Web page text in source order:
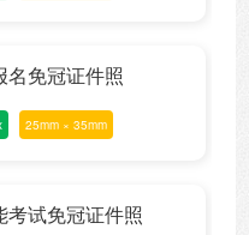
免冠证件照
25mm × 35mm
试免冠证件照